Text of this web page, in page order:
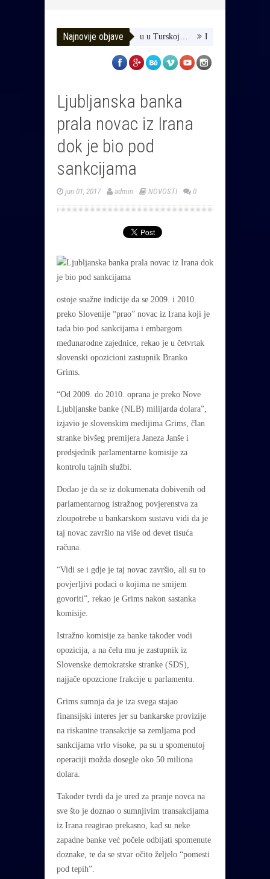
Najnovije objave
-Pomozimo joj da dobije terapiju u Turskoj… HUSE TATAREVIĆ
Ljubljanska banka
prala novac iz Irana
dok je bio pod
sankcijama
jun 01, 2017 admin NOVOSTI 0
ostoje snažne indicije da se 2009. i 2010.
preko Slovenije “prao” novac iz Irana koji je
tada bio pod sankcijama i embargom
međunarodne zajednice, rekao je u četvrtak
slovenski opozicioni zastupnik Branko
Grims.
“Od 2009. do 2010. oprana je preko Nove
Ljubljanske banke (NLB) milijarda dolara”,
izjavio je slovenskim medijima Grims, član
stranke bivšeg premijera Janeza Janše i
predsjednik parlamentarne komisije za
kontrolu tajnih službi.
Dodao je da se iz dokumenata dobivenih od
parlamentarnog istražnog povjerenstva za
zloupotrebe u bankarskom sustavu vidi da je
taj novac završio na više od devet tisuća
računa.
“Vidi se i gdje je taj novac završio, ali su to
povjerljivi podaci o kojima ne smijem
govoriti”, rekao je Grims nakon sastanka
komisije.
Istražno komisije za banke također vodi
opozicija, a na čelu mu je zastupnik iz
Slovenske demokratske stranke (SDS),
najjače opozcione frakcije u parlamentu.
Grims sumnja da je iza svega stajao
finansijski interes jer su bankarske provizije
na riskantne transakcije sa zemljama pod
sankcijama vrlo visoke, pa su u spomenutoj
operaciji možda dosegle oko 50 miliona
dolara.
Također tvrdi da je ured za pranje novca na
sve što je doznao o sumnjivim transakcijama
iz Irana reagirao prekasno, kad su neke
zapadne banke već počele odbijati spomenute
doznake, te da se stvar očito željelo “pomesti
pod tepih”.